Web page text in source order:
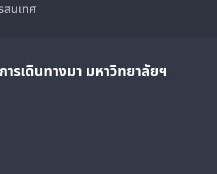
สนเทศ
รเดินทางมา มหาวิทยาลัยฯ